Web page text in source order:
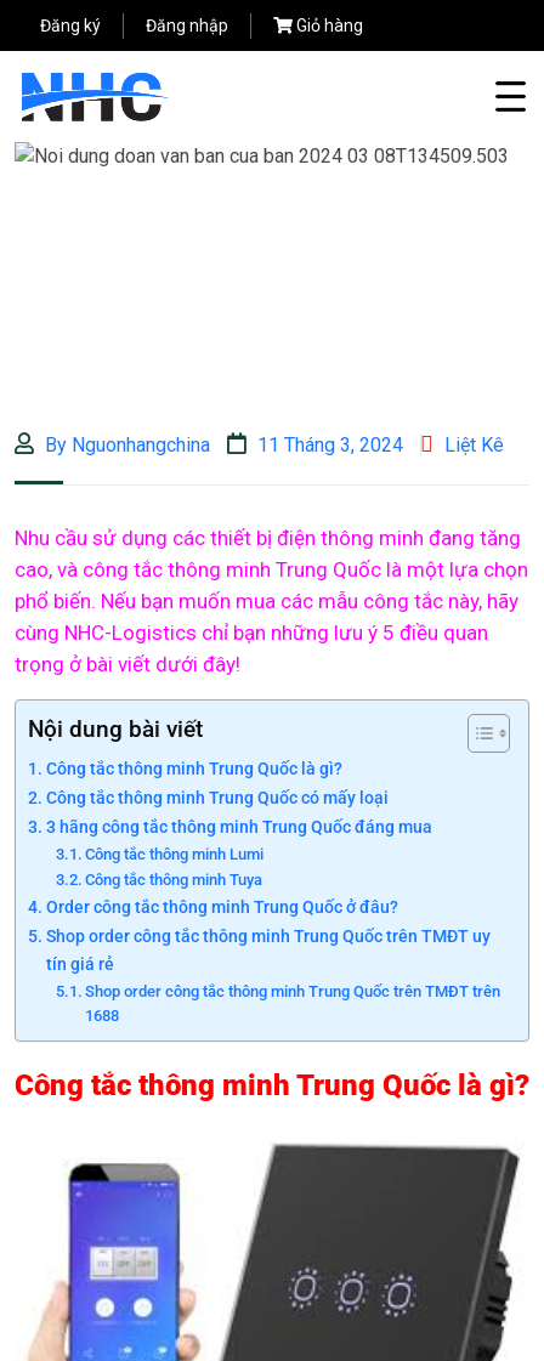
Đăng ký Đăng nhập Giỏ hàng
By Nguonhangchina 11 Tháng 3, 2024 Liệt Kê
Nhu cầu sử dụng các thiết bị điện thông minh đang tăng
cao, và công tắc thông minh Trung Quốc là một lựa chọn
phổ biến. Nếu bạn muốn mua các mẫu công tắc này, hãy
cùng NHC-Logistics chỉ bạn những lưu ý 5 điều quan
trọng ở bài viết dưới đây!
Nội dung bài viết
Công tắc thông minh Trung Quốc là gì?
Công tắc thông minh Trung Quốc có mấy loại
3 hãng công tắc thông minh Trung Quốc đáng mua
Công tắc thông minh Lumi
Công tắc thông minh Tuya
Order công tắc thông minh Trung Quốc ở đâu?
Shop order công tắc thông minh Trung Quốc trên TMĐT uy
tín giá rẻ
Shop order công tắc thông minh Trung Quốc trên TMĐT trên
1688
Công tắc thông minh Trung Quốc là gì?